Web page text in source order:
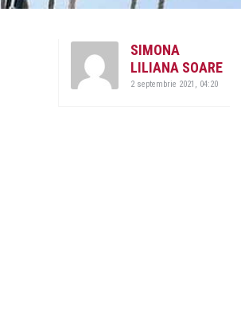
SIMONA
LILIANA SOARE
2 septembrie 2021, 04:20